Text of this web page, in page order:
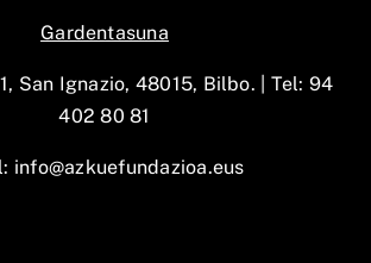
Gardentasuna
San Ignazio, 48015, Bilbo. | Tel: 94
402 80 81
info@azkuefundazioa.eus